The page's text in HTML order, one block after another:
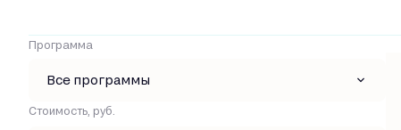
Программа
Все программы
Стоимость, руб.